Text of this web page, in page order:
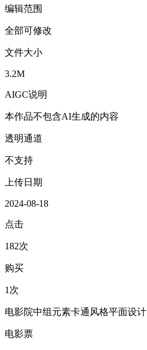
编辑范围
全部可修改
文件大小
3.2M
AIGC说明
本作品不包含AI生成的内容
透明通道
不支持
上传日期
2024-08-18
点击
182次
购买
1次
电影院中组元素卡通风格平面设计
电影票